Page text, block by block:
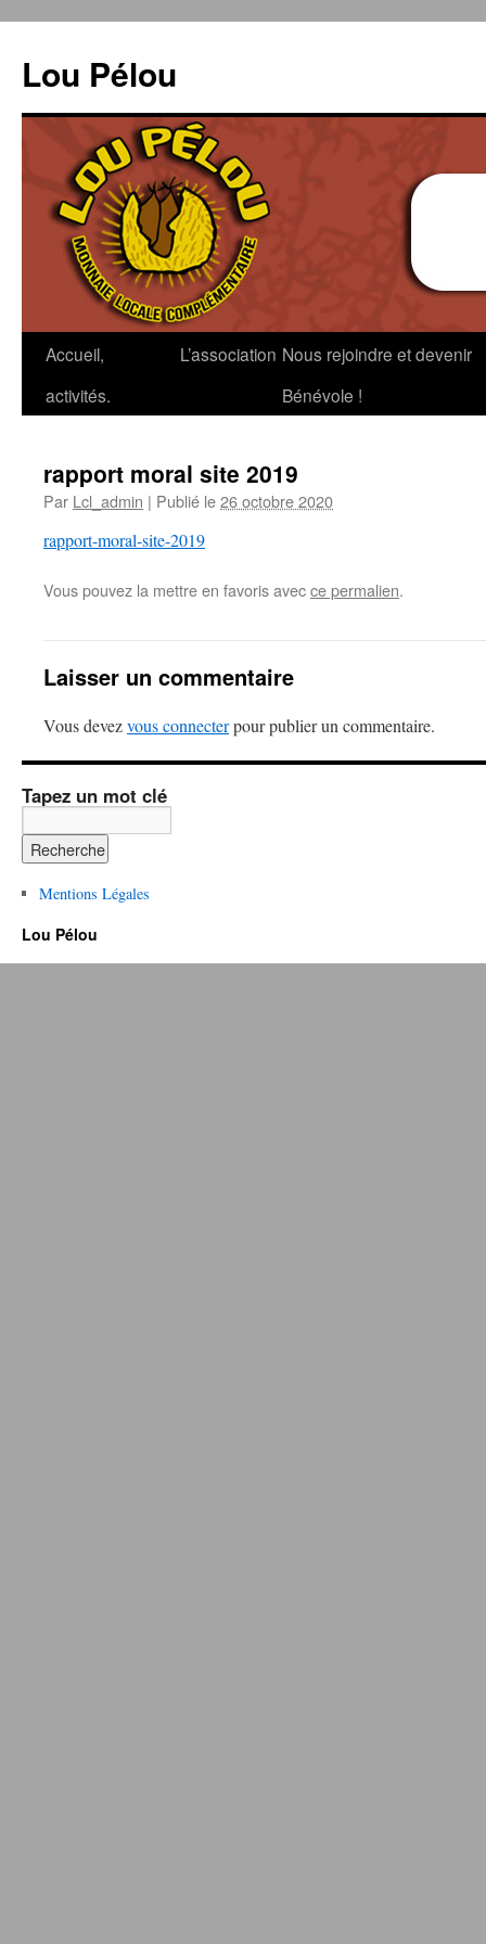
contenu
Lou Pélou
Accueil,
activités.
L’association Nous rejoindre et devenir
Bénévole !
rapport moral site 2019
Par Lcl_admin | Publié le26 octobre 2020
rapport-moral-site-2019
Vous pouvez la mettre en favoris avecce permalien.
Laisser un commentaire
Vous devezvous connecterpour publier un commentaire.
Tapez un mot clé
Mentions Légales
Lou Pélou